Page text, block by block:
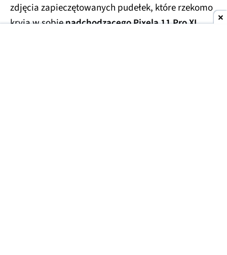
zdjęcia zapieczętowanych pudełek, które rzekomo
kryją w sobienadchodzącego Pixela 11 Pro XL.